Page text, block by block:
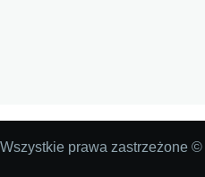
Wszystkie prawa zastrzeżone